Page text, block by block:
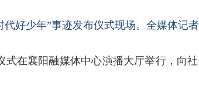
代好少年”事迹发布仪式现场。全媒体记
式在襄阳融媒体中心演播大厅举行，向